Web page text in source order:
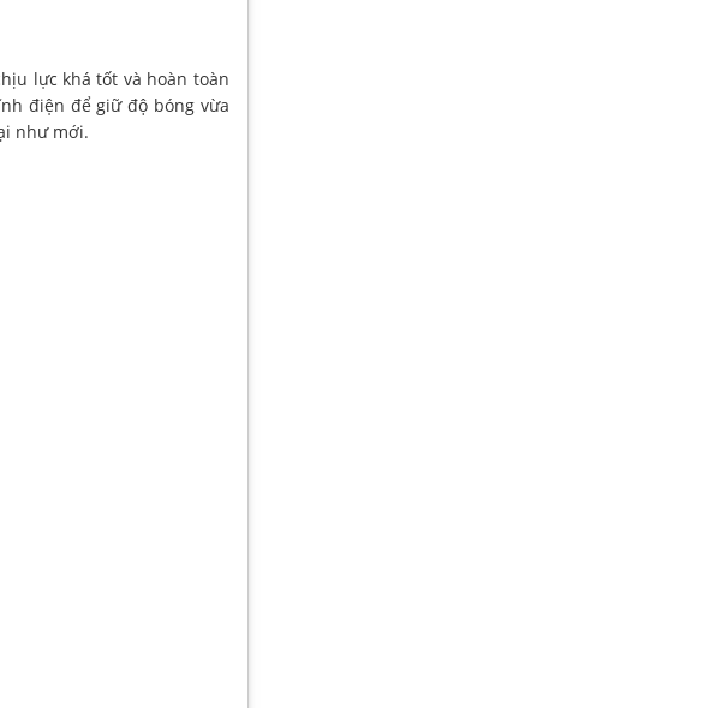
lực khá tốt và hoàn toàn
điện để giữ độ bóng vừa
như mới.